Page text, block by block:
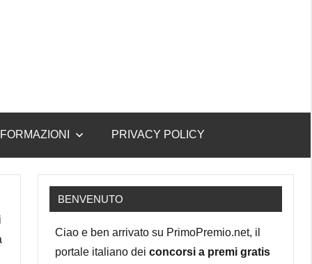
PRIVACY POLICY
BENVENUTO
Ciao e ben arrivato su PrimoPremio.net, il
portale italiano dei concorsi a premi gratis